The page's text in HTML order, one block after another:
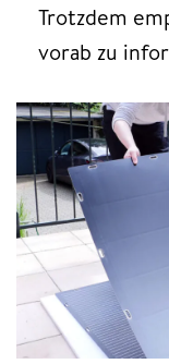
Trotzdem
vorab zu